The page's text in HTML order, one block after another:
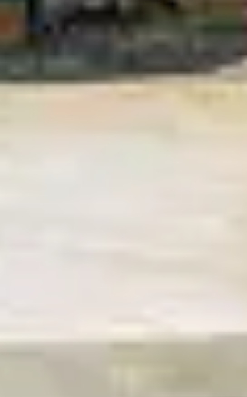
AVEC
Choisir Capbreton
Vignes, situé en
services pensés
Capbreton hors